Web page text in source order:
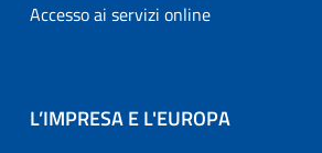
Accesso ai servizi online
L’IMPRESA E L'EUROPA